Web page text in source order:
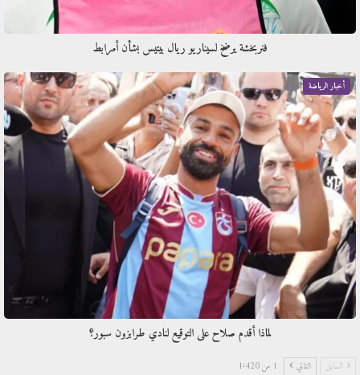
فنربخشة يرضخ لسيناريو ريال بيتيس بشأن أمرابط
أخبار الرياضة
لماذا أقدم صلاح على التوقيع لنادي طرابزون سبور؟
السابق التالي 1 من 1٬420